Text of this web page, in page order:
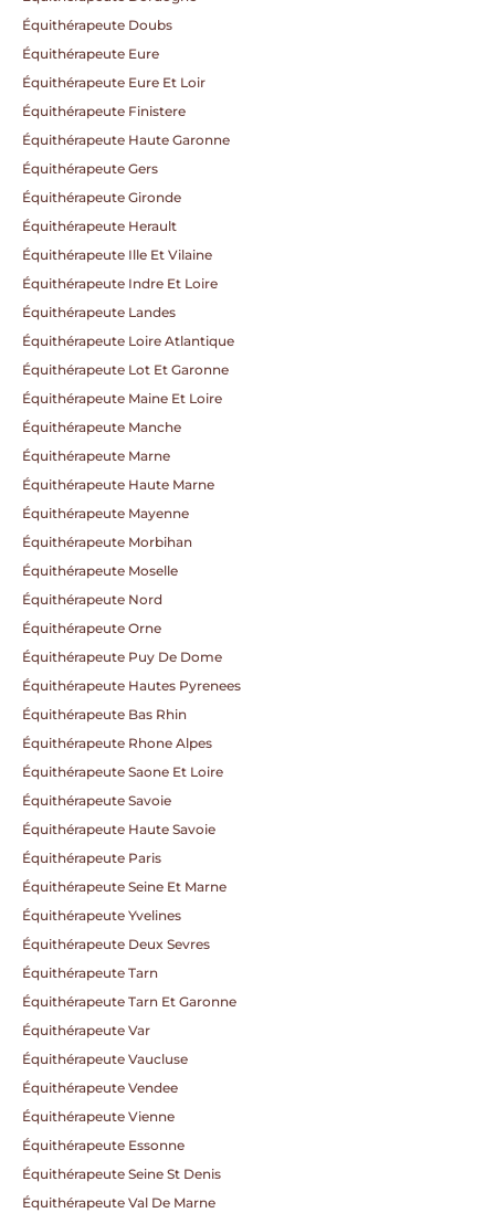
Équithérapeute Doubs
Équithérapeute Eure
Équithérapeute Eure Et Loir
Équithérapeute Finistere
Équithérapeute Haute Garonne
Équithérapeute Gers
Équithérapeute Gironde
Équithérapeute Herault
Équithérapeute Ille Et Vilaine
Équithérapeute Indre Et Loire
Équithérapeute Landes
Équithérapeute Loire Atlantique
Équithérapeute Lot Et Garonne
Équithérapeute Maine Et Loire
Équithérapeute Manche
Équithérapeute Marne
Équithérapeute Haute Marne
Équithérapeute Mayenne
Équithérapeute Morbihan
Équithérapeute Moselle
Équithérapeute Nord
Équithérapeute Orne
Équithérapeute Puy De Dome
Équithérapeute Hautes Pyrenees
Équithérapeute Bas Rhin
Équithérapeute Rhone Alpes
Équithérapeute Saone Et Loire
Équithérapeute Savoie
Équithérapeute Haute Savoie
Équithérapeute Paris
Équithérapeute Seine Et Marne
Équithérapeute Yvelines
Équithérapeute Deux Sevres
Équithérapeute Tarn
Équithérapeute Tarn Et Garonne
Équithérapeute Var
Équithérapeute Vaucluse
Équithérapeute Vendee
Équithérapeute Vienne
Équithérapeute Essonne
Équithérapeute Seine St Denis
Équithérapeute Val De Marne